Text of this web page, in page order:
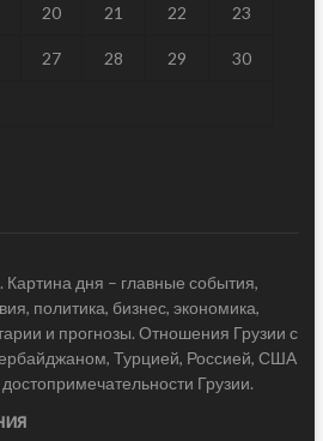
20 21 22 23
27 28 29 30
Картина дня – главные события,
политика, бизнес, экономика,
и прогнозы. Отношения Грузии с
Турцией, Россией, США
Грузии.